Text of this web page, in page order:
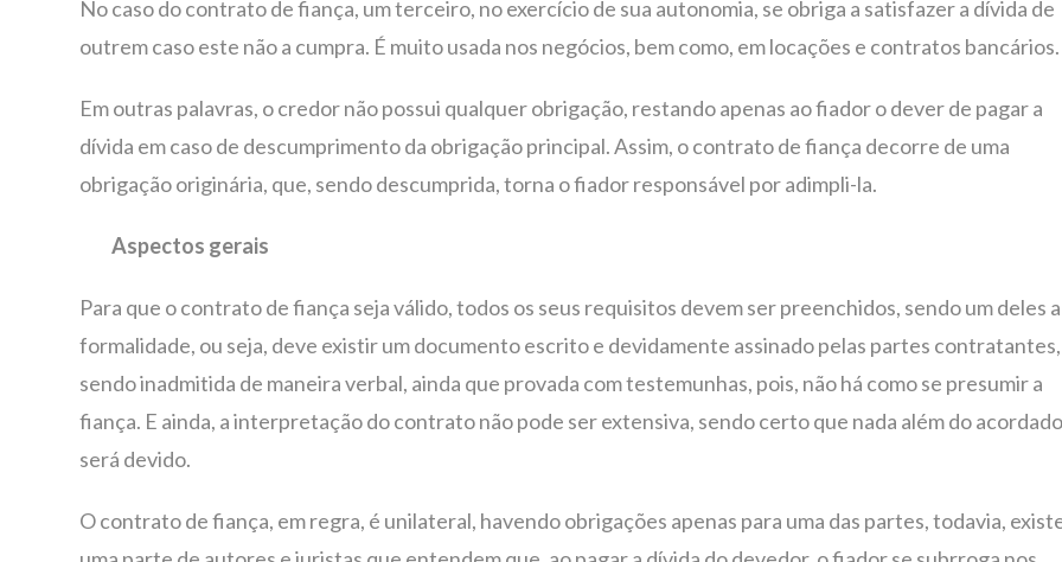
No caso do contrato de fiança, um terceiro, no exercício de sua autonomia, se obriga a satisfazer a dívida de
outrem caso este não a cumpra. É muito usada nos negócios, bem como, em locações e contratos bancários.
Em outras palavras, o credor não possui qualquer obrigação, restando apenas ao fiador o dever de pagar a
dívida em caso de descumprimento da obrigação principal. Assim, o contrato de fiança decorre de uma
obrigação originária, que, sendo descumprida, torna o fiador responsável por adimpli-la.
Aspectos gerais
Para que o contrato de fiança seja válido, todos os seus requisitos devem ser preenchidos, sendo um deles a
formalidade, ou seja, deve existir um documento escrito e devidamente assinado pelas partes contratantes,
sendo inadmitida de maneira verbal, ainda que provada com testemunhas, pois, não há como se presumir a
fiança. E ainda, a interpretação do contrato não pode ser extensiva, sendo certo que nada além do
será devido.
O contrato de fiança, em regra, é unilateral, havendo obrigações apenas para uma das partes, todavia,